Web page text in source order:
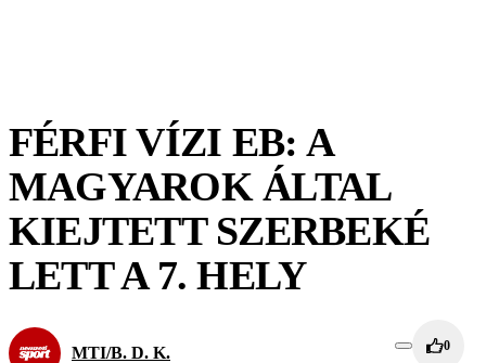
FÉRFI VÍZI EB: A
MAGYAROK ÁLTAL
KIEJTETT SZERBEKÉ
LETT A 7. HELY
MTI/B. D. K. 0